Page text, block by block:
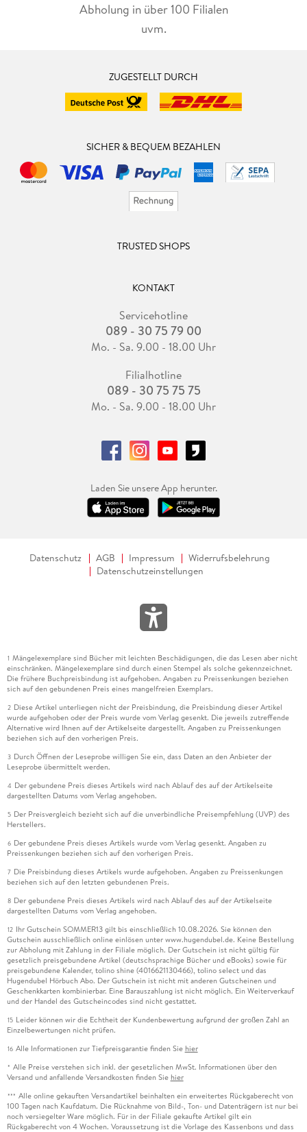
Abholung in über 100 Filialen
uvm.
ZUGESTELLT DURCH
SICHER & BEQUEM BEZAHLEN
TRUSTED SHOPS
KONTAKT
Servicehotline
089 - 30 75 79 00
Mo. - Sa. 9.00 - 18.00 Uhr
Filialhotline
089 - 30 75 75 75
Mo. - Sa. 9.00 - 18.00 Uhr
Laden Sie unsere App herunter.
Datenschutz AGB Impressum
Widerrufsbelehrung
Datenschutzeinstellungen
1 Mängelexemplare sind Bücher mit leichten Beschädigungen, die das Lesen aber nicht
einschränken. Mängelexemplare sind durch einen Stempel als solche gekennzeichnet.
Die frühere Buchpreisbindung ist aufgehoben. Angaben zu Preissenkungen beziehen
sich auf den gebundenen Preis eines mangelfreien Exemplars.
2 Diese Artikel unterliegen nicht der Preisbindung, die Preisbindung dieser Artikel
wurde aufgehoben oder der Preis wurde vom Verlag gesenkt. Die jeweils zutreffende
Alternative wird Ihnen auf der Artikelseite dargestellt. Angaben zu Preissenkungen
beziehen sich auf den vorherigen Preis.
3 Durch Öffnen der Leseprobe willigen Sie ein, dass Daten an den Anbieter der
Leseprobe übermittelt werden.
4 Der gebundene Preis dieses Artikels wird nach Ablauf des auf der Artikelseite
dargestellten Datums vom Verlag angehoben.
5 Der Preisvergleich bezieht sich auf die unverbindliche Preisempfehlung (UVP) des
Herstellers.
6 Der gebundene Preis dieses Artikels wurde vom Verlag gesenkt. Angaben zu
Preissenkungen beziehen sich auf den vorherigen Preis.
7 Die Preisbindung dieses Artikels wurde aufgehoben. Angaben zu Preissenkungen
beziehen sich auf den letzten gebundenen Preis.
8 Der gebundene Preis dieses Artikels wird nach Ablauf des auf der Artikelseite
dargestellten Datums vom Verlag angehoben.
12 Ihr Gutschein SOMMER13 gilt bis einschließlich 10.08.2026. Sie können den
Gutschein ausschließlich online einlösen unter www.hugendubel.de. Keine Bestellung
zur Abholung mit Zahlung in der Filiale möglich. Der Gutschein ist nicht gültig für
gesetzlich preisgebundene Artikel (deutschsprachige Bücher und eBooks) sowie für
preisgebundene Kalender, tolino shine (4016621130466), tolino select und das
Hugendubel Hörbuch Abo. Der Gutschein ist nicht mit anderen Gutscheinen und
Geschenkkarten kombinierbar. Eine Barauszahlung ist nicht möglich. Ein Weiterverkauf
und der Handel des Gutscheincodes sind nicht gestattet.
15 Leider können wir die Echtheit der Kundenbewertung aufgrund der großen Zahl an
Einzelbewertungen nicht prüfen.
16 Alle Informationen zur Tiefpreisgarantie finden Sie hier
* Alle Preise verstehen sich inkl. der gesetzlichen MwSt. Informationen über den
Versand und anfallende Versandkosten finden Sie hier
*** Alle online gekauften Versandartikel beinhalten ein erweitertes Rückgaberecht von
100 Tagen nach Kaufdatum. Die Rücknahme von Bild-, Ton- und Datenträgern ist nur bei
noch versiegelter Ware möglich. Für in der Filiale gekaufte Artikel gilt ein
Rückgaberecht von 4 Wochen. Voraussetzung ist die Vorlage des Kassenbons und dass